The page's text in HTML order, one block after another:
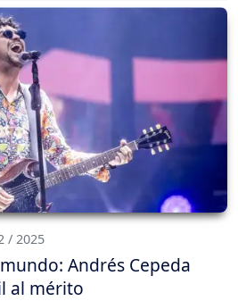
/ 2025
Andrés Cepeda
al mérito